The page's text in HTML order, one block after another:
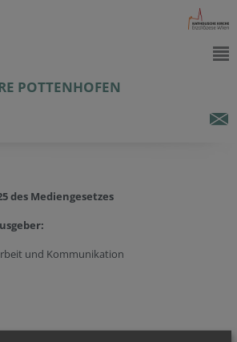
POTTENHOFEN
des Mediengesetzes
und Kommunikation